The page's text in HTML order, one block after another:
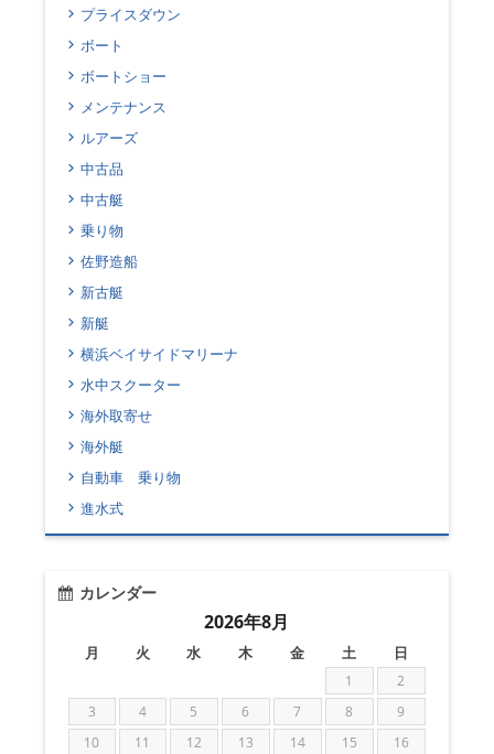
プライスダウン
ボート
ボートショー
メンテナンス
ルアーズ
中古品
中古艇
乗り物
佐野造船
新古艇
新艇
横浜ベイサイドマリーナ
水中スクーター
海外取寄せ
海外艇
自動車 乗り物
進水式
カレンダー
2026年8月
月 火 水 木 金 土 日
1
2
3
4 5 6 7 8
9
10
11 12 13 14 15
16